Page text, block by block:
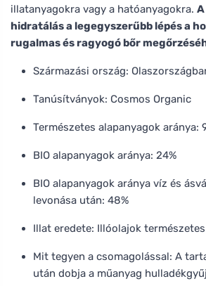
illatanyagokra vagy a hatóanyagokra.
hidratálás a legegyszerűbb lépés a
rugalmas és ragyogó bőr
Származási ország:
Tanúsítványok: Cosmos Organic
Természetes alapanyagok aránya:
BIO alapanyagok aránya: 24%
BIO alapanyagok aránya víz és
levonása után: 48%
Illat eredete: Illóolajok
Mit tegyen a csomagolással: A
után dobja a műanyag